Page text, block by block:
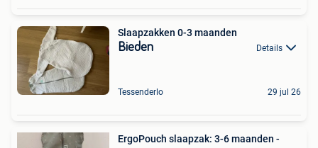
Slaapzakken 0-3 maanden
Bieden Details
Tessenderlo 29 jul 26
ErgoPouch slaapzak: 3-6 maanden -